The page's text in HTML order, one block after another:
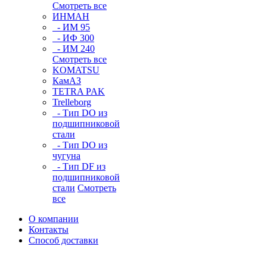
Смотреть все
ИНМАН
- ИМ 95
- ИФ 300
- ИМ 240
Смотреть все
KOMATSU
КамАЗ
TETRA PAK
Trelleborg
- Тип DO из
подшипниковой
стали
- Тип DO из
чугуна
- Тип DF из
подшипниковой
стали Смотреть
все
О компании
Контакты
Способ доставки